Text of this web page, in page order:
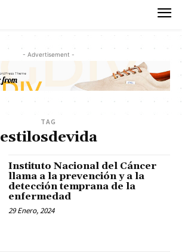
- Advertisement -
TAG
estilosdevida
Instituto Nacional del Cáncer
llama a la prevención y a la
detección temprana de la
enfermedad
29 Enero, 2024